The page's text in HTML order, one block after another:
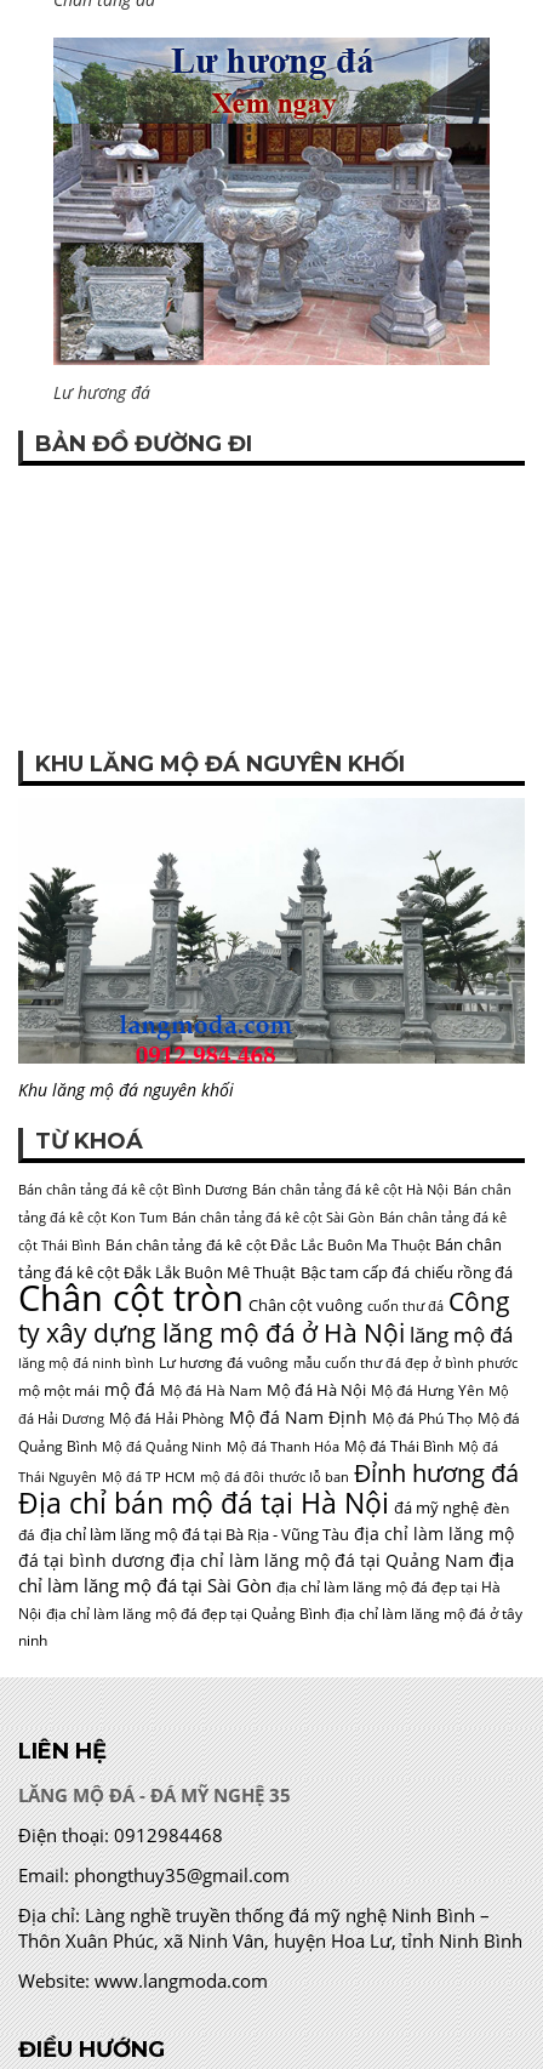
Lư hương đá
BẢN ĐỒ ĐƯỜNG ĐI
KHU LĂNG MỘ ĐÁ NGUYÊN KHỐI
Khu lăng mộ đá nguyên khối
TỪ KHOÁ
Bán chân tảng đá kê cột Bình Dương Bán chân tảng đá kê cột Hà Nội Bán chân
tảng đá kê cột Kon Tum Bán chân tảng đá kê cột Sài Gòn Bán chân tảng đá kê
cột Thái Bình Bán chân tảng đá kê cột Đắc Lắc Buôn Ma Thuột Bán chân
tảng đá kê cột Đắk Lắk Buôn Mê Thuật Bậc tam cấp đá chiếu rồng đá
Chân cột tròn Chân cột vuông cuốn thư đá Công
ty xây dựng lăng mộ đá ở Hà Nội lăng mộ đá
lăng mộ đá ninh bình Lư hương đá vuông mẫu cuốn thư đá đẹp ở bình phước
mộ một mái mộ đá Mộ đá Hà Nam Mộ đá Hà Nội Mộ đá Hưng Yên Mộ
đá Hải Dương Mộ đá Hải Phòng Mộ đá Nam Định Mộ đá Phú Thọ Mộ đá
Quảng Bình Mộ đá Quảng Ninh Mộ đá Thanh Hóa Mộ đá Thái Bình Mộ đá
Thái Nguyên Mộ đá TP HCM mộ đá đôi thước lỗ ban Đỉnh hương đá
Địa chỉ bán mộ đá tại Hà Nội đá mỹ nghệ đèn
đá địa chỉ làm lăng mộ đá tại Bà Rịa - Vũng Tàu địa chỉ làm lăng mộ
đá tại bình dương địa chỉ làm lăng mộ đá tại Quảng Nam địa
chỉ làm lăng mộ đá tại Sài Gòn địa chỉ làm lăng mộ đá đẹp tại Hà
Nội địa chỉ làm lăng mộ đá đẹp tại Quảng Bình địa chỉ làm lăng mộ đá ở tây
ninh
LIÊN HỆ
LĂNG MỘ ĐÁ - ĐÁ MỸ NGHỆ 35
Điện thoại: 0912984468
Email: phongthuy35@gmail.com
Địa chỉ:Làng nghề truyền thống đá mỹ nghệ Ninh Bình –
Thôn Xuân Phúc, xã Ninh Vân, huyện Hoa Lư, tỉnh Ninh Bình
Website: www.langmoda.com
ĐIỀU HƯỚNG